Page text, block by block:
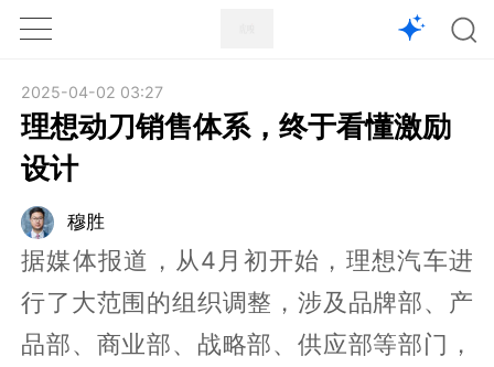
1X
2025-04-02 03:27
理想动刀销售体系，终于看懂激励
设计
穆胜
据媒体报道，从4月初开始，理想汽车进
行了大范围的组织调整，涉及品牌部、产
品部、商业部、战略部、供应部等部门，